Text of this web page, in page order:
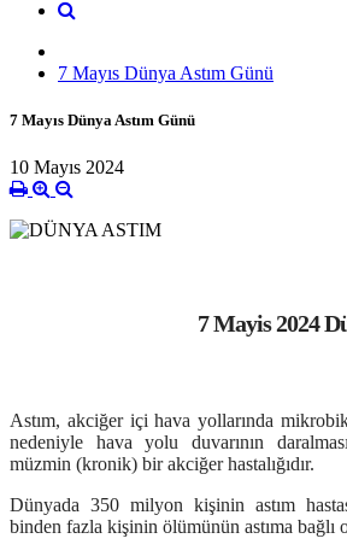
7 Mayıs Dünya Astım Günü
7 Mayıs Dünya Astım Günü
10 Mayıs 2024
7 Mayis 2024 Dünya
Astım, akciğer içi hava yollarında
nedeniyle hava yolu duvarının
müzmin (kronik) bir akciğer hastalığıdır.
Dünyada 350 milyon kişinin astım
binden fazla kişinin ölümünün astıma bağlı